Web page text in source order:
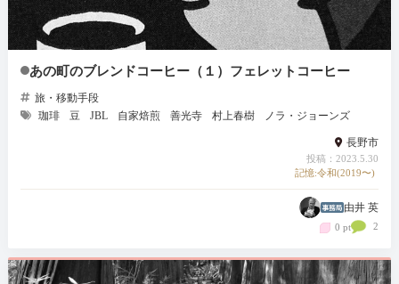
あの町のブレンドコーヒー（１）フェレットコーヒー
旅・移動手段
珈琲
豆 JBL 自家焙煎 善光寺 村上春樹 ノラ・ジョーンズ
長野市
投稿：2023.5.30
記憶:令和(2019〜)
由井 英
0 pt 2